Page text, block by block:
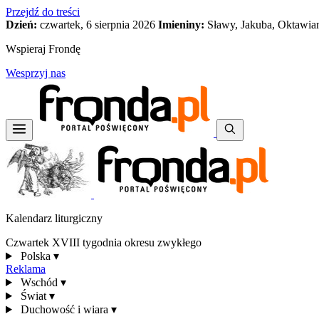
Przejdź do treści
Dzień: czwartek, 6 sierpnia 2026 Imieniny: Sławy, Jakuba,
Wspieraj Frondę
Wesprzyj nas
Kalendarz liturgiczny
Czwartek XVIII tygodnia okresu zwykłego
Polska ▾
Reklama
Wschód ▾
Świat ▾
Duchowość i wiara ▾